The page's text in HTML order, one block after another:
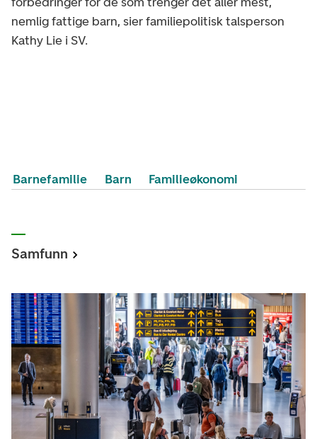
nemlig fattige barn, sier familiepolitisk talsperson
Kathy Lie i SV.
Barnefamilie Barn Familieøkonomi
Samfunn